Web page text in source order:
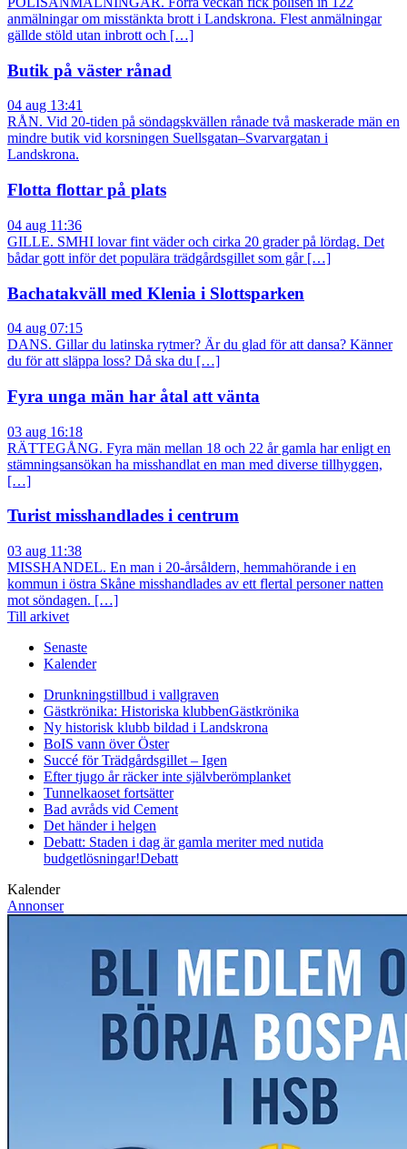
anmälningar om misstänkta brott i Landskrona. Flest anmälningar
gällde stöld utan inbrott och […]
Butik på väster rånad
04 aug 13:41
RÅN. Vid 20-tiden på söndagskvällen rånade två maskerade män en
mindre butik vid korsningen Suellsgatan–Svarvargatan i
Landskrona.
Flotta flottar på plats
04 aug 11:36
GILLE. SMHI lovar fint väder och cirka 20 grader på lördag. Det
bådar gott inför det populära trädgårdsgillet som går […]
Bachatakväll med Klenia i Slottsparken
04 aug 07:15
DANS. Gillar du latinska rytmer? Är du glad för att dansa? Känner
du för att släppa loss? Då ska du […]
Fyra unga män har åtal att vänta
03 aug 16:18
RÄTTEGÅNG. Fyra män mellan 18 och 22 år gamla har enligt en
stämningsansökan ha misshandlat en man med diverse tillhyggen,
[…]
Turist misshandlades i centrum
03 aug 11:38
MISSHANDEL. En man i 20-årsåldern, hemmahörande i en
kommun i östra Skåne misshandlades av ett flertal personer natten
mot söndagen. […]
Till arkivet
Senaste
Kalender
Drunkningstillbud i vallgraven
Gästkrönika: Historiska klubbenGästkrönika
Ny historisk klubb bildad i Landskrona
BoIS vann över Öster
Succé för Trädgårdsgillet – Igen
Efter tjugo år räcker inte självberömplanket
Tunnelkaoset fortsätter
Bad avråds vid Cement
Det händer i helgen
Debatt: Staden i dag är gamla meriter med nutida
budgetlösningar!Debatt
Kalender
Annonser